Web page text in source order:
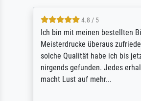
5 / 5
Rundum positive Erfahrung. Die
des Auftrags hat eine Weile
angekündigte Lieferzeit wurde
letztlich sogar etwas
Qualität des Papiers und des